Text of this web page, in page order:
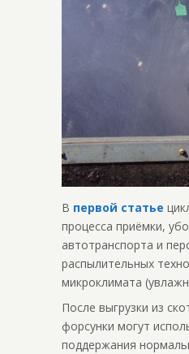
В первой статье
процесса приёмки,
автотранспорта и
распылительных
микроклимата
После выгрузки из
форсунки могут
поддержания